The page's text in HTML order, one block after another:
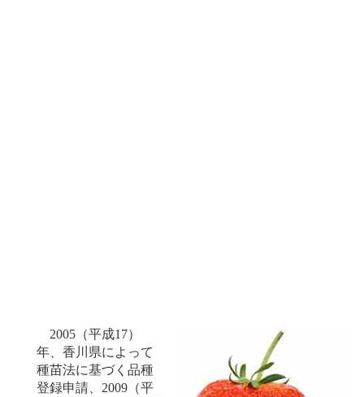
2005（平成17）
年、香川県によって
種苗法に基づく品種
登録申請、2009（平